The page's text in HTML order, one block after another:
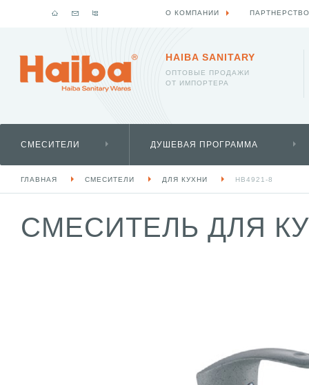
HAIBA SANITARY
ОПТОВЫЕ ПРОДАЖИ
ОТ ИМПОРТЕРА
СМЕСИТЕЛИ ДУШЕВАЯ ПРОГРАММА
ГЛАВНАЯ СМЕСИТЕЛИ ДЛЯ КУХНИ HB4921-8
СМЕСИТЕЛЬ ДЛЯ
О КОМПАНИИ ПАРТНЕРСТВО